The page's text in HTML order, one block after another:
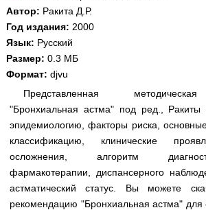
Истории болезней
Лекции и презентации
Аккредитационные тесты
Методические рекомендации
Научно-популярное
Статьи
Новости
Медицинская стандартизация
Восстановить пароль
Регистрация
Автор: Ракита Д.Р.
Год издания: 2000
Язык: Русский
Размер: 0.3 МБ
Формат: djvu
Представленная
"Бронхиальная астма" под ред., Ракиты
эпидемиологию, факторы риска, основные
классификацию, клинические
осложнения, алгоритм
фармакотерапии, диспансерного
астматический статус. Вы можете
рекомендацию "Бронхиальная астма" для